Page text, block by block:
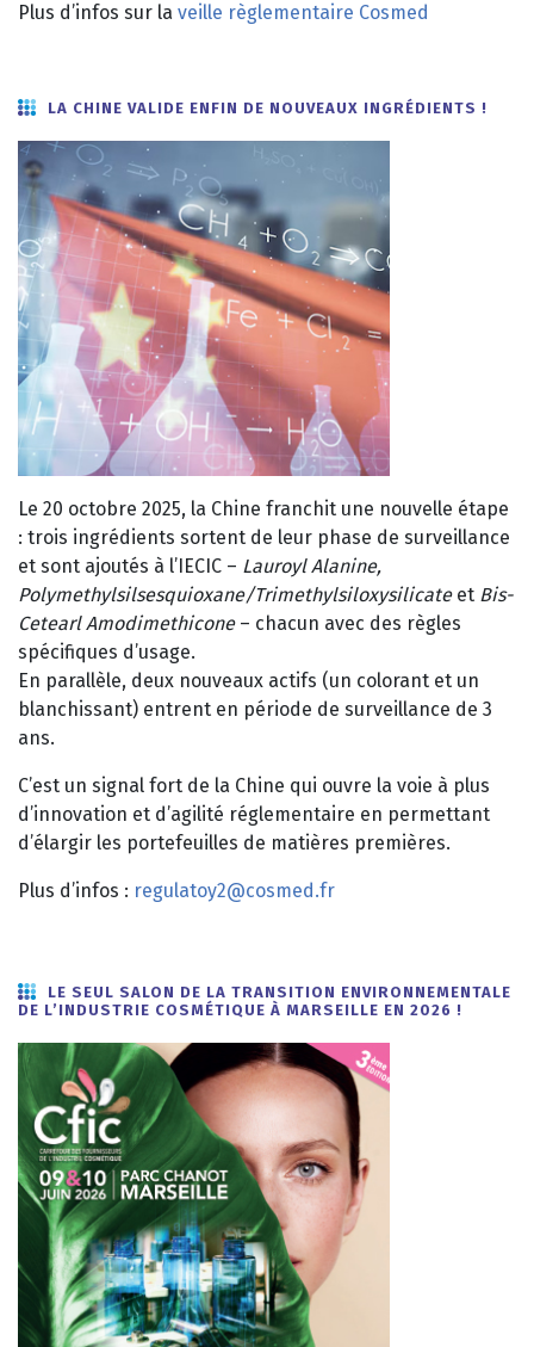
Plus d’infos sur la veille règlementaire Cosmed
LA CHINE VALIDE ENFIN DE NOUVEAUX INGRÉDIENTS !
Le 20 octobre 2025, la Chine franchit une nouvelle étape
: trois ingrédients sortent de leur phase de surveillance
et sont ajoutés à l’IECIC – Lauroyl Alanine,
Polymethylsilsesquioxane/Trimethylsiloxysilicateet Bis-
Cetearl Amodimethicone– chacun avec des règles
spécifiques d’usage.
En parallèle, deux nouveaux actifs (un colorant et un
blanchissant) entrent en période de surveillance de 3
ans.
C’est un signal fort de la Chine qui ouvre la voie à plus
d’innovation et d’agilité réglementaire en permettant
d’élargir les portefeuilles de matières premières.
Plus d’infos : regulatoy2@cosmed.fr
LE SEUL SALON DE LA TRANSITION ENVIRONNEMENTALE
DE L’INDUSTRIE COSMÉTIQUE À MARSEILLE EN 2026 !